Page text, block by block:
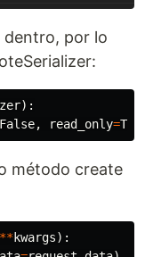
dentro, por lo
):
False, read_only=
método create
**kwargs):